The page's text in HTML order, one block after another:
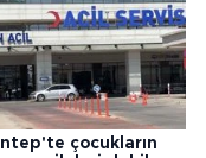
çocukların